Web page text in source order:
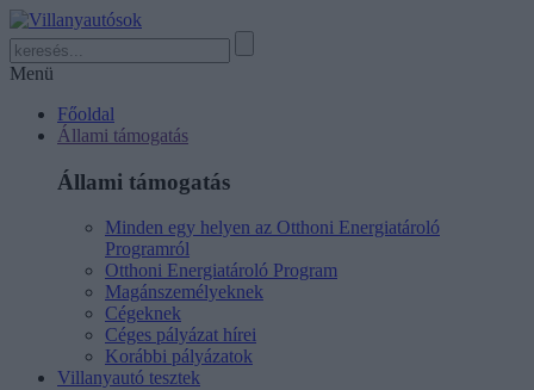
Menü
Főoldal
Állami támogatás
Állami támogatás
Minden egy helyen az Otthoni Energiatároló
Programról
Otthoni Energiatároló Program
Magánszemélyeknek
Cégeknek
Céges pályázat hírei
Korábbi pályázatok
Villanyautó tesztek